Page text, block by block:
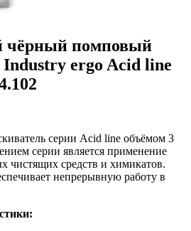
чёрный помповый
ergo Acid line
серии Acid line объёмом 3
серии является применение
чистящих средств и химикатов.
непрерывную работу в